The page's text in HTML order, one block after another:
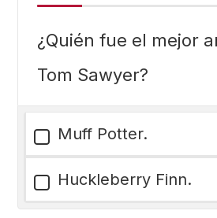
¿Quién fue el mejor
Tom Sawyer?
Muff Potter.
Huckleberry Finn.